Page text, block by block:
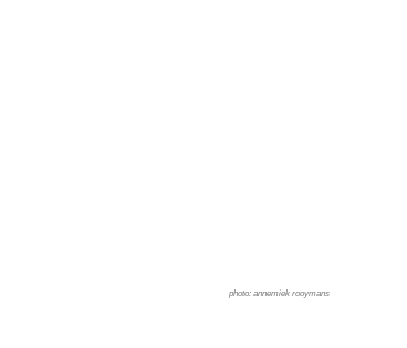
photo: annemiek rooymans